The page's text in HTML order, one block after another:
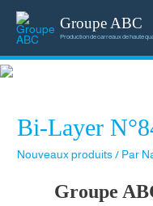
Groupe ABC
Production de carreaux de haute
Bi-Layer
Nouveaux produits / Par
Groupe